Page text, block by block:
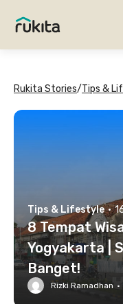
Rukita Stories/Tips &
Tips & Lifestyle ·
8 Tempat
Yogyakarta |
Banget!
Rizki Ramadhan ·